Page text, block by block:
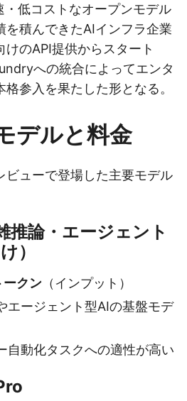
低コストなオープンモデル
を積んできたAIインフラ企業
のAPI提供からスタート
への統合によってエンタ
参入を果たした形となる。
デルと料金
ビューで登場した主要モデル
推論・エージェント
）
クン （インプット）
エージェント型AIの基盤モデ
自動化タスクへの適性が高い